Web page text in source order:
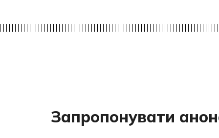
Запропонувати